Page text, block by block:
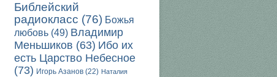
Библейский
радиокласс (76) Божья
любовь (49) Владимир
Меньшиков (63) Ибо их
есть Царство Небесное
(73) Игорь Азанов (22) Наталия